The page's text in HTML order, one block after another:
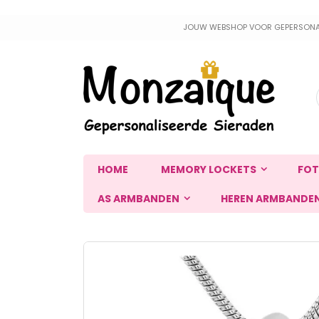
inhoud
JOUW WEBSHOP VOOR
HOME MEMORY LOCKETS
AS ARMBANDEN HEREN
Ga